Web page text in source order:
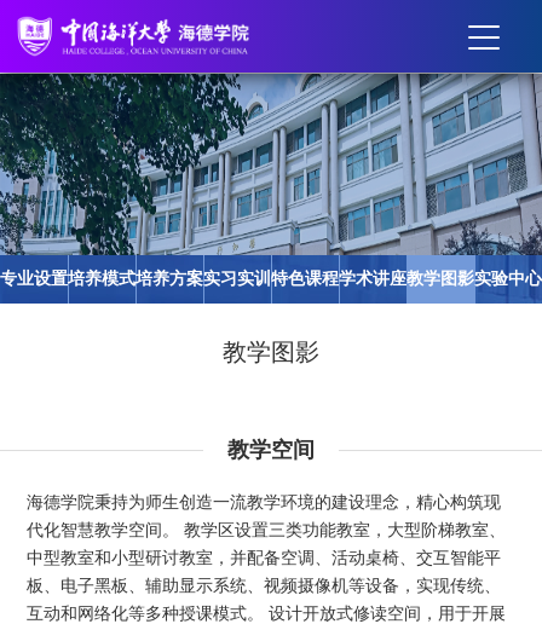
专业设置培养模式培养方案实习实训 特色课程学术讲座教学图影实验中心
教学图影
教学空间
海德学院秉持为师生创造一流教学环境的建设理念，精心构筑现
代化智慧教学空间。 教学区设置三类功能教室，大型阶梯教室、
中型教室和小型研讨教室，并配备空调、活动桌椅、交互智能平
板、电子黑板、辅助显示系统、视频摄像机等设备，实现传统、
互动和网络化等多种授课模式。 设计开放式修读空间，用于开展